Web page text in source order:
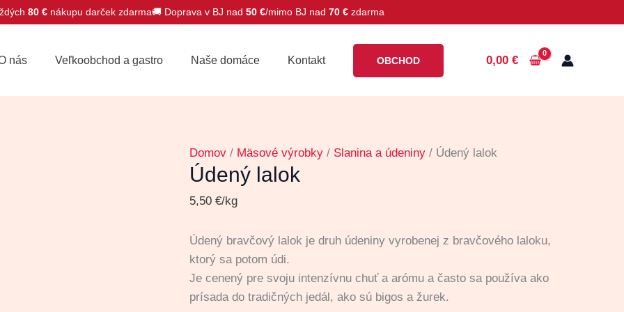
80 € nákupu darček zdarma🚚 Doprava v BJ nad 50 €/mimo BJ nad 70 € zdarma
nás Veľkoobchod a gastro Naše domáce Kontakt OBCHOD 0,00 €
Domov / Mäsové výrobky / Slanina a údeniny / Údený lalok
Údený lalok
5,50 €/kg
Údený bravčový lalok je druh údeniny vyrobenej z bravčového laloku,
ktorý sa potom údi.
Je cenený pre svoju intenzívnu chuť a arómu a často sa používa ako
prísada do tradičných jedál, ako sú bigos a žurek.
Údený